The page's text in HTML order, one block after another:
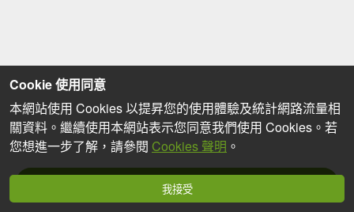
分享心得
Cookie 使用同意
本網站使用 Cookies 以提昇您的使用體驗及統計網路流量相
關資料。繼續使用本網站表示您同意我們使用 Cookies。若
您想進一步了解，請參閱 Cookies 聲明 。
我接受